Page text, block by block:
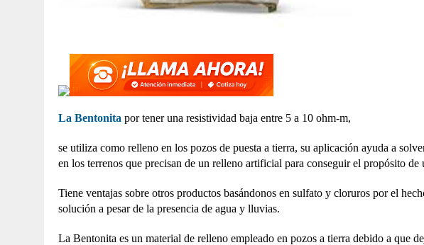
La Bentonita por tener una resistividad baja entre 5 a 10 ohm-m,
se utiliza como relleno en los pozos de puesta a tierra, su aplicación ayuda a
en los terrenos que precisan de un relleno artificial para conseguir el propósito de
Tiene ventajas sobre otros productos basándonos en sulfato y cloruros por el
solución a pesar de la presencia de agua y lluvias.
La Bentonita es un material de relleno empleado en pozos a tierra debido a que